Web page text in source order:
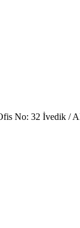
No: 32 İvedik /